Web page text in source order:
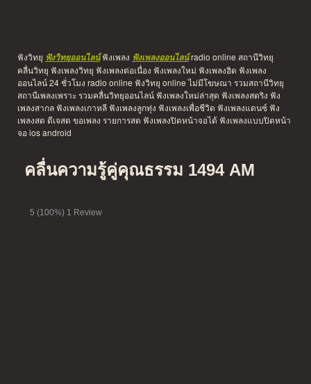
ฟังวิทยุ ฟังวิทยุออนไลน์ฟังเพลง ฟังเพลงออนไลน์radio online สถานีวิทยุ
คลื่นวิทยุ ฟังเพลงวิทยุ ฟังเพลงต่อเนื่อง ฟังเพลงใหม่ ฟังเพลงฮิต ฟังเพลง
ออนไลน์ 24 ชั่วโมง radio online ฟังวิทยุ online ไม่มีโฆษณา รวมสถานีวิทยุ
สถานีเพลงเพราะ รวมคลื่นวิทยุออนไลน์ ฟังเพลงใหม่ล่าสุด ฟังเพลงสตริง ฟัง
เพลงสากล ฟังเพลงเกาหลี ฟังเพลงลูกทุ่ง ฟังเพลงเพื่อชีวิต ฟังเพลงแดนซ์ ฟัง
เพลงสด ดีเจสด ขอเพลง รายการสด ฟังเพลงปิดหน้าจอได้ ฟังเพลงแบบปิดหน้า
จอ ios android
คลื่นความรู้คู่คุณธรรม 1494 AM
5 (100%) 1 Review